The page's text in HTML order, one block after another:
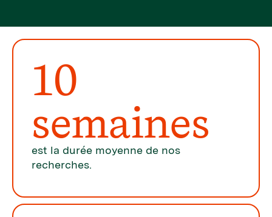
10
semaines
est la durée moyenne de nos
recherches.